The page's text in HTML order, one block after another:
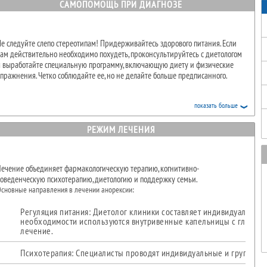
Запор
употребляемых калорий (соблюдение радикальных диет,
голодание, чрезмерные физические упражнения).
Очистная – уменьшение веса достигается с помощью рвоты,
использования слабительных и мочегонных средств.
может привести к прогрессирующему нарушению функционирования многих
и систем:
Сердечно-сосудистая система – частыми проявлениями
уменьшается сократительная способность сердца.
Желудочно-кишечный тракт – при анорексии могут
использовании слабительных средств серьезно нарушается
функционирование пищеварительного тракта. У людей с
анорексией иногда развивается повреждение печени.
Эндокринная система – часто встречаются нарушения
менструального цикла у женщин, могут возникнуть проблемы
САМОПОМОЩЬ ПРИ ДИАГНОЗЕ
следуйте слепо стереотипам! Придерживайтесь здорового питания. Если
действительно необходимо похудеть, проконсультируйтесь с диетологом
выработайте специальную программу, включающую диету и физические
Четко соблюдайте ее, но не делайте больше предписанного.
показать больше
РЕЖИМ ЛЕЧЕНИЯ
объединяет фармакологическую терапию, когнитивно-
психотерапию, диетологию и поддержку семьи.
направления в лечении анорексии:
Регуляция питания: Диетолог клиники составляет
необходимости используются внутривенные капельницы с
лечение.
Психотерапия: Специалисты проводят индивидуальные и